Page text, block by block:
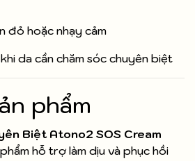
đỏ hoặc nhạy cảm
da cần chăm sóc chuyên biệt
phẩm
Biệt Atono2 SOS Cream
hỗ trợ làm dịu và phục hồi